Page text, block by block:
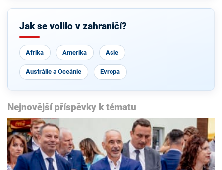
Jak se volilo v zahraničí?
Afrika Amerika Asie
Austrálie a Oceánie Evropa
Nejnovější příspěvky k tématu